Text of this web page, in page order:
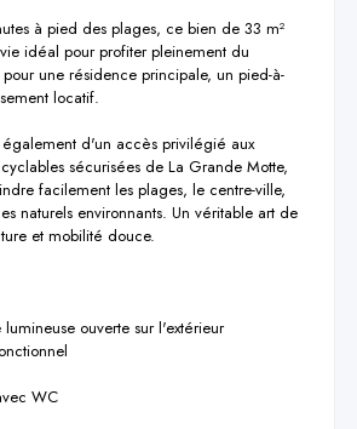
à pied des plages, ce bien de 33 m²
idéal pour profiter pleinement du
une résidence principale, un pied-à-
locatif.
d'un accès privilégié aux
sécurisées de La Grande Motte,
facilement les plages, le centre-ville,
naturels environnants. Un véritable art de
et mobilité douce.
ouverte sur l'extérieur
WC